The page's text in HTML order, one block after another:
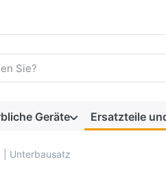
ein. Während Sie
Geräte Ersatzteile
| Unterbausatz